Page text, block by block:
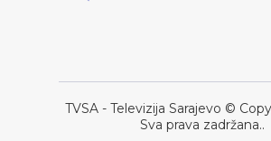
TVSA - Televizija Sarajevo ©
Sva prava zadržana..